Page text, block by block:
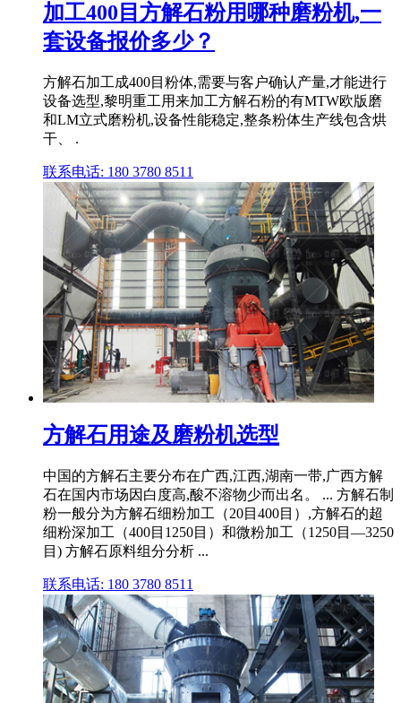
加工400目方解石粉用哪种磨粉机,一
套设备报价多少？
方解石加工成400目粉体,需要与客户确认产量,才能进行
设备选型,黎明重工用来加工方解石粉的有MTW欧版磨
和LM立式磨粉机,设备性能稳定,整条粉体生产线包含烘
干、 .
联系电话: 180 3780 8511
方解石用途及磨粉机选型
中国的方解石主要分布在广西,江西,湖南一带,广西方解
石在国内市场因白度高,酸不溶物少而出名。 ... 方解石制
粉一般分为方解石细粉加工（20目400目）,方解石的超
细粉深加工（400目1250目）和微粉加工（1250目—3250
目) 方解石原料组分分析 ...
联系电话: 180 3780 8511